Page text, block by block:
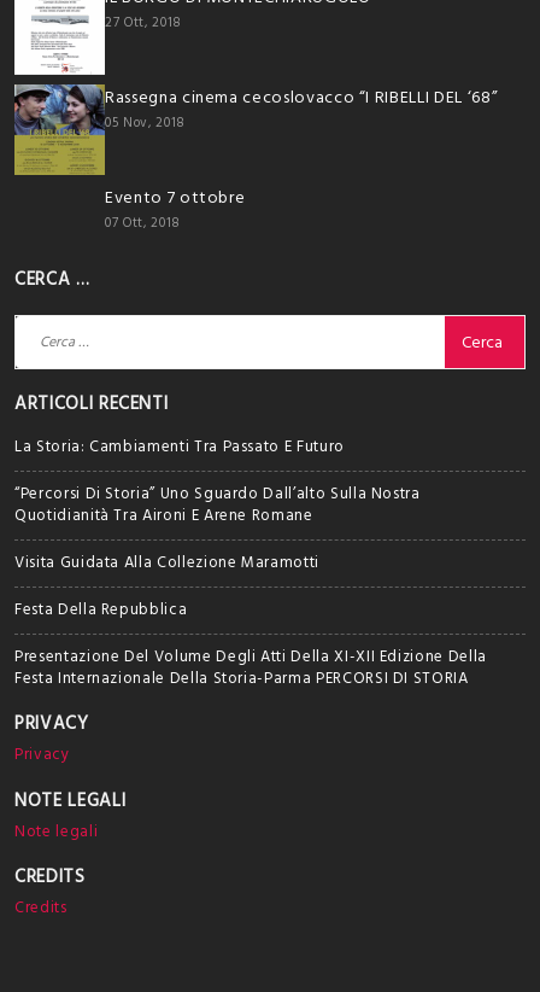
27 Ott, 2018
Rassegna cinema cecoslovacco “I RIBELLI DEL ‘68”
05 Nov, 2018
Evento 7 ottobre
07 Ott, 2018
CERCA …
Ricerca
per:
ARTICOLI RECENTI
La Storia: Cambiamenti Tra Passato E Futuro
“Percorsi Di Storia” Uno Sguardo Dall’alto Sulla Nostra
Quotidianità Tra Aironi E Arene Romane
Visita Guidata Alla Collezione Maramotti
Festa Della Repubblica
Presentazione Del Volume Degli Atti Della XI-XII Edizione Della
Festa Internazionale Della Storia-Parma PERCORSI DI STORIA
PRIVACY
Privacy
NOTE LEGALI
Note legali
CREDITS
Credits